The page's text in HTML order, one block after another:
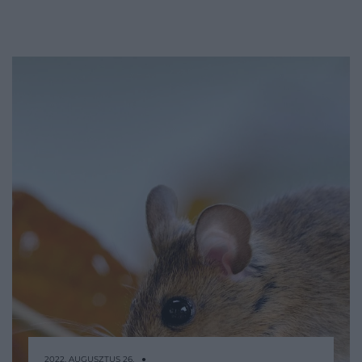
2022. AUGUSZTUS 26. ●